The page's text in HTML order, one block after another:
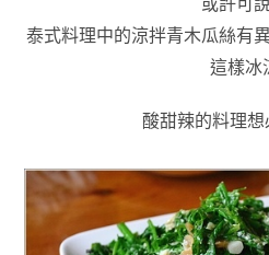
泰式料理中的涼拌青木瓜絲有
這樣冰
酸甜辣的料理想